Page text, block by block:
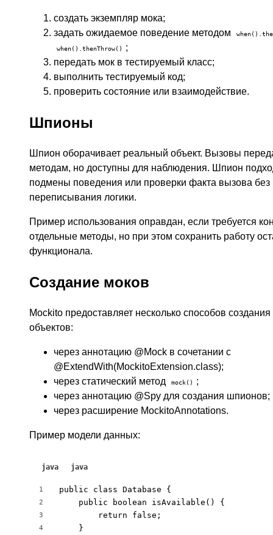
создать экземпляр мока;
задать ожидаемое поведение методом
when().thenThrow()
;
передать мок в тестируемый класс;
выполнить тестируемый код;
проверить состояние или взаимодействие.
Шпионы
Шпион оборачивает реальный объект. Вызовы
методам, но доступны для наблюдения. Шпион
подмены поведения или проверки факта вызова без
переписывания логики.
Пример использования оправдан, если требуется
отдельные методы, но при этом сохранить работу
функционала.
Создание моков
Mockito предоставляет несколько способов
объектов:
через аннотацию @Mock в сочетании с
@ExtendWith(MockitoExtension.class);
через статический метод
mock()
;
через аннотацию @Spy для создания шпионов;
через расширение MockitoAnnotations.
Пример модели данных:
java java
1
2
3
4
public class Database {
    public boolean isAvailable() {
        return false;
    }